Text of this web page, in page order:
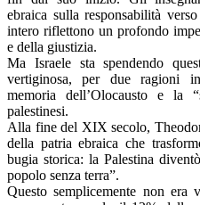
ebraica sulla responsabilità
intero riflettono un profondo
e della giustizia.
Ma Israele sta spendendo
vertiginosa, per due ragioni
memoria dell’Olocausto e la
palestinesi.
Alla fine del XIX secolo,
della patria ebraica che
bugia storica: la Palestina
popolo senza terra”.
Questo semplicemente non